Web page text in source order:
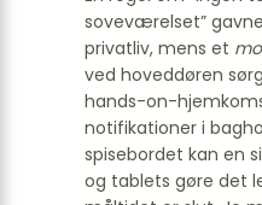
soveværelset”
privatliv, mens et
ved hoveddøren
hands-on-
notifikationer i
spisebordet kan en
og tablets gøre det